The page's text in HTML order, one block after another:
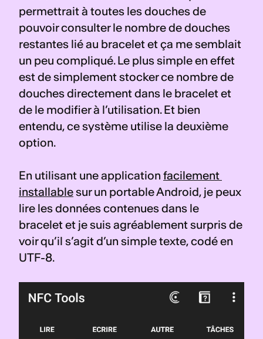
permettrait à toutes les douches de
pouvoir consulter le nombre de douches
restantes lié au bracelet et ça me semblait
un peu compliqué. Le plus simple en effet
est de simplement stocker ce nombre de
douches directement dans le bracelet et
de le modifier à l’utilisation. Et bien
entendu, ce système utilise la deuxième
option.
En utilisant une application facilement
installable sur un portable Android, je peux
lire les données contenues dans le
bracelet et je suis agréablement surpris de
voir qu’il s’agit d’un simple texte, codé en
UTF-8.